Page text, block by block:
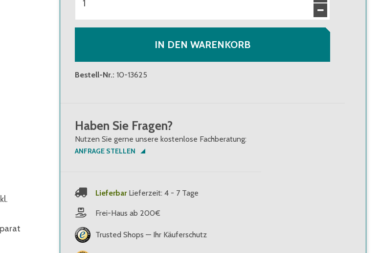
IN DEN WARENKORB
Bestell-Nr.: 10-13625
Haben Sie Fragen?
Nutzen Sie gerne unsere kostenlose Fachberatung:
ANFRAGE STELLEN
Lieferbar Lieferzeit: 4 - 7 Tage
Frei-Haus ab 200€
Trusted Shops — Ihr Käuferschutz